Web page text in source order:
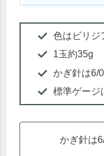
色はビリジ
1玉約35g
かぎ針は6/
標準ゲージ
かぎ針は